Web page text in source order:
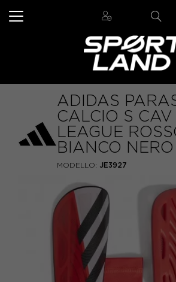
ADIDAS
CALCIO S CAV
LEAGUE
BIANCO
MODELLO: JE3927